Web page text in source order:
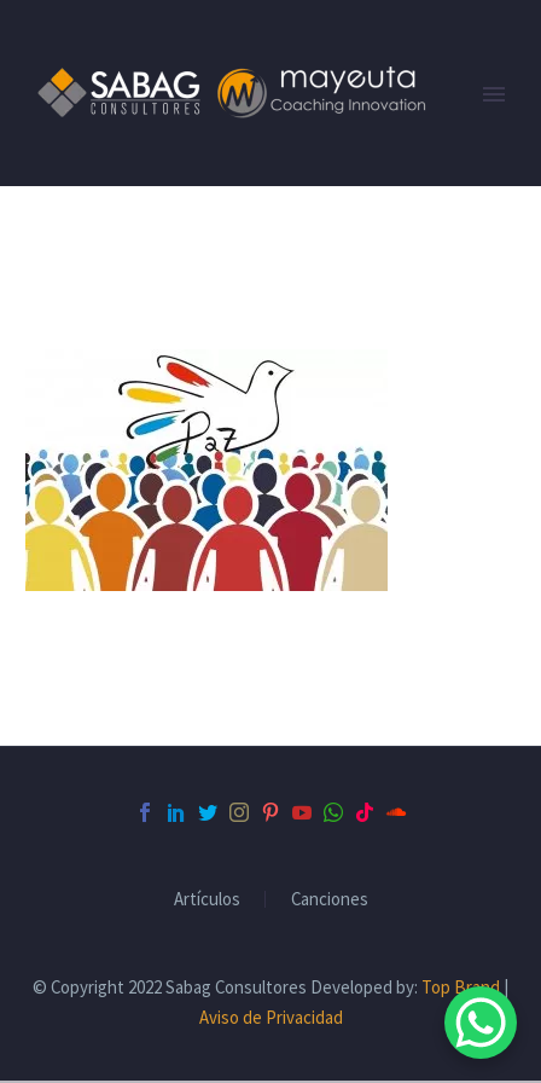
Artículos Canciones
© Copyright 2022 Sabag Consultores Developed by: Top Brand |
Aviso de Privacidad